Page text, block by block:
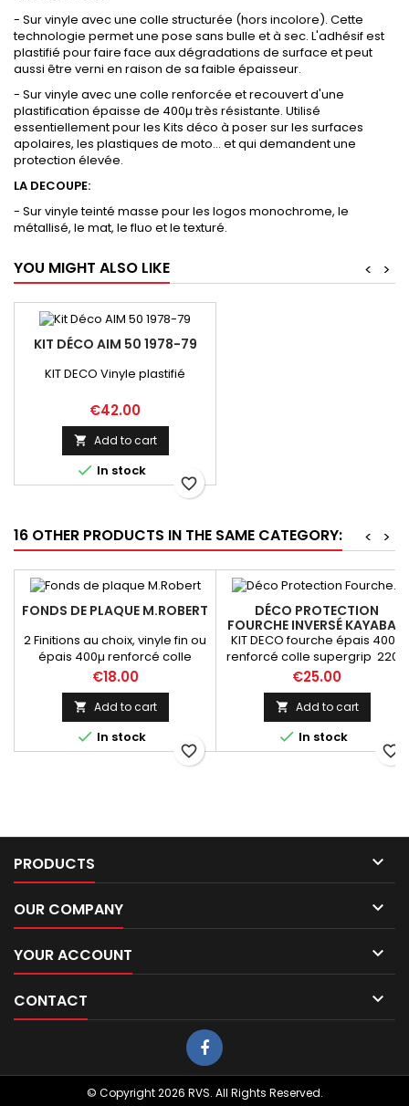
- Sur vinyle avec une colle structurée (hors incolore). Cette
technologie permet une pose sans bulle et à sec. L'adhésif est
plastifié pour faire face aux dégradations de surface et peut
aussi être verni en raison de sa faible épaisseur.
- Sur vinyle avec une colle renforcée et recouvert d'une
plastification épaisse de 400µ très résistante. Utilisé
essentiellement pour les Kits déco à poser sur les surfaces
apolaires, les plastiques de moto... et qui demandent une
protection élevée.
LA DECOUPE:
- Sur vinyle teinté masse pour les logos monochrome, le
métallisé, le mat, le fluo et le texturé.
YOU MIGHT ALSO LIKE >
<
KIT DÉCO AIM 50 1978-79
KIT DECO Vinyle plastifié
Price
€42.00
 Add to cart
 In stock
favorite_border
16 OTHER PRODUCTS IN THE SAME CATEGORY: >
<
FONDS DE PLAQUE M.ROBERT
2 Finitions au choix, vinyle fin ou
épais 400µ renforcé colle
supergrip
Price
€18.00
 Add to cart
 In stock
favorite_border
DÉCO PROTECTION
FOURCHE INVERSÉ KAYABA 2
KIT DECO fourche épais 400µ
renforcé colle supergrip 220 x
160mm
Price
€25.00
 Add to cart
 In stock
favorite_border
PRODUCTS 
OUR COMPANY 
YOUR ACCOUNT 
CONTACT 
© Copyright 2026 RVS. All Rights Reserved.